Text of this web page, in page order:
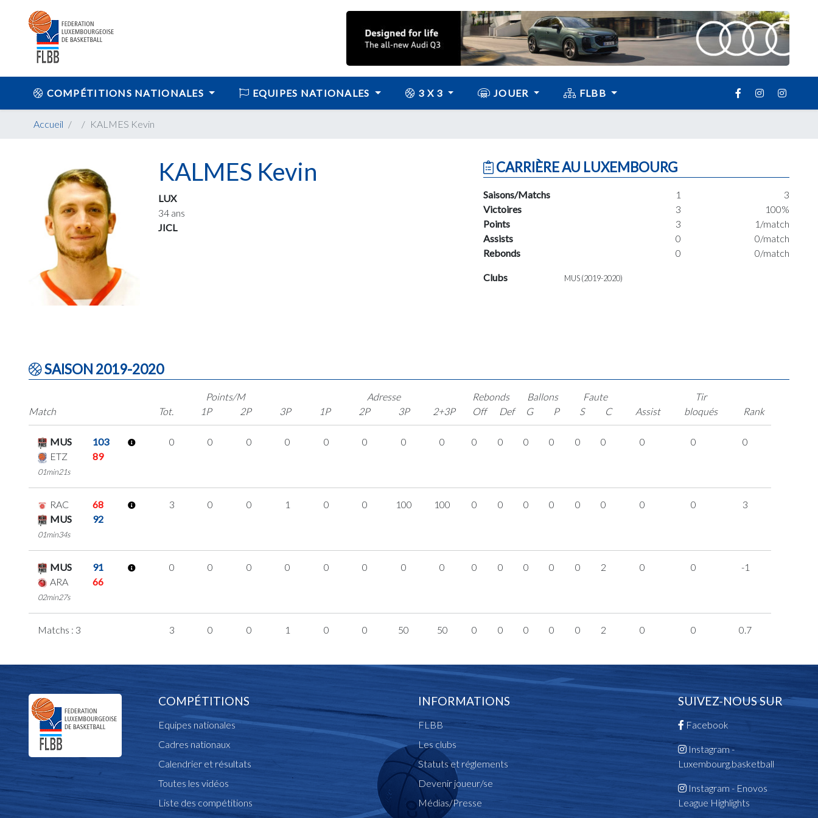
COMPÉTITIONS NATIONALES EQUIPES NATIONALES 3 X 3 JOUER FLBB
Accueil KALMES Kevin
KALMES Kevin
LUX
34 ans
JICL
CARRIÈRE AU LUXEMBOURG
Saisons/Matchs 1
3
Victoires
3
100%
Points
3
1/match
Assists
0
0/match
Rebonds
0 0/match
Clubs MUS (2019-2020)
SAISON 2019-2020
Match
Points/M
Tot.
1P 2P 3P
Adresse
1P
2P 3P 2+3P
Rebonds
Off
Def
Ballons
G
P
Faute
S
C Assist
Tir
bloqués
Rank
MUS
103
ETZ
89
01min21s
0 0 0 0 0 0 0 0 0 0 0 0 0 0 0 0 0
RAC
68
MUS
92
01min34s
3 0 0 1 0 0 100 100 0 0 0 0 0 0 0 0 3
MUS
91
ARA
66
02min27s
0 0 0 0 0 0 0 0 0 0 0 0 0 2 0 0 -1
Matchs : 3 3 0 0 1 0 0 50 50 0 0 0 0 0 2 0 0 0.7
COMPÉTITIONS
Equipes nationales
Cadres nationaux
Calendrier et résultats
Toutes les vidéos
Liste des compétitions
INFORMATIONS
FLBB
Les clubs
Statuts et réglements
Devenir joueur/se
Médias/Presse
SUIVEZ-NOUS SUR
Facebook
Instagram -
Luxembourg.basketball
Instagram - Enovos
League Highlights